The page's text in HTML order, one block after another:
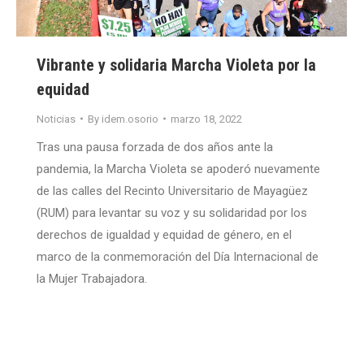
Vibrante y solidaria Marcha Violeta por la
equidad
Noticias By idem.osorio marzo 18, 2022
Tras una pausa forzada de dos años ante la
pandemia, la Marcha Violeta se apoderó nuevamente
de las calles del Recinto Universitario de Mayagüez
(RUM) para levantar su voz y su solidaridad por los
derechos de igualdad y equidad de género, en el
marco de la conmemoración del Día Internacional de
la Mujer Trabajadora.